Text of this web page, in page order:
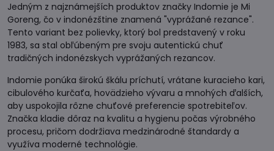
Jedným z najznámejších produktov značky Indomie je Mi
Goreng, čo v indonézštine znamená "vyprážané rezance".
Tento variant bez polievky, ktorý bol predstavený v roku
1983, sa stal obľúbeným pre svoju autentickú chuť
tradičných indonézskych vyprážaných rezancov.
Indomie ponúka širokú škálu príchutí, vrátane kuracieho kari,
cibulového kurčaťa, hovädzieho vývaru a mnohých ďalších,
aby uspokojila rôzne chuťové preferencie spotrebiteľov.
Značka kladie dôraz na kvalitu a hygienu počas výrobného
procesu, pričom dodržiava medzinárodné štandardy a
využíva moderné technológie.